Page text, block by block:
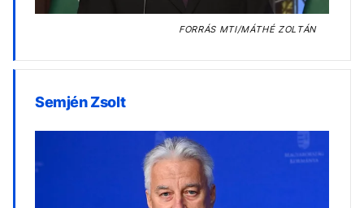
FORRÁSMTI/MÁTHÉ ZOLTÁN
Semjén Zsolt